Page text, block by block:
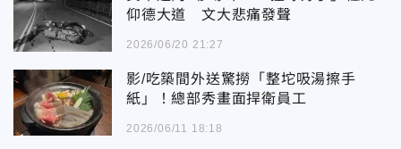
仰德大道 文大悲痛發聲
2026/06/20 21:27
影/吃築間外送驚撈「整坨吸湯擦手
紙」！總部秀畫面捍衛員工
2026/06/11 18:18